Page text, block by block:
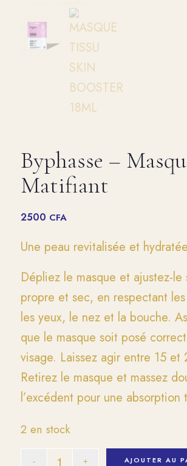
Byphasse –
Matifiant
2500 CFA
Une peau revitalisée et
Dépliez le masque et ajustez-le
propre et sec, en respectant
les yeux, le nez et la bouche.
que le masque soit posé
visage. Laissez agir entre 15 et
Retirez le masque et massez
l’excédent pour une absorption
2 en stock
AJOUTER AU